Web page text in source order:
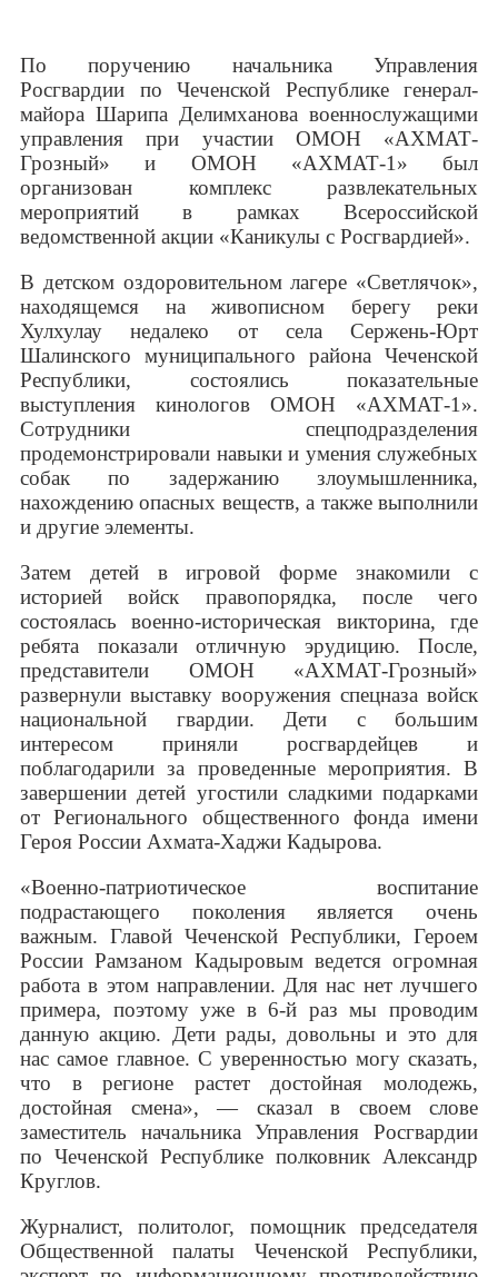
По поручению начальника Управления
Росгвардии по Чеченской Республике генерал-
майора Шарипа Делимханова военнослужащими
управления при участии ОМОН «АХМАТ-
Грозный» и ОМОН «АХМАТ-1» был
организован комплекс развлекательных
мероприятий в рамках Всероссийской
ведомственной акции «Каникулы с Росгвардией».
В детском оздоровительном лагере «Светлячок»,
находящемся на живописном берегу реки
Хулхулау недалеко от села Сержень-Юрт
Шалинского муниципального района Чеченской
Республики, состоялись показательные
выступления кинологов ОМОН «АХМАТ-1».
Сотрудники спецподразделения
продемонстрировали навыки и умения служебных
собак по задержанию злоумышленника,
нахождению опасных веществ, а также выполнили
и другие элементы.
Затем детей в игровой форме знакомили с
историей войск правопорядка, после чего
состоялась военно-историческая викторина, где
ребята показали отличную эрудицию. После,
представители ОМОН «АХМАТ-Грозный»
развернули выставку вооружения спецназа войск
национальной гвардии. Дети с большим
интересом приняли росгвардейцев и
поблагодарили за проведенные мероприятия. В
завершении детей угостили сладкими подарками
от Регионального общественного фонда имени
Героя России Ахмата-Хаджи Кадырова.
«Военно-патриотическое воспитание
подрастающего поколения является очень
важным. Главой Чеченской Республики, Героем
России Рамзаном Кадыровым ведется огромная
работа в этом направлении. Для нас нет лучшего
примера, поэтому уже в 6-й раз мы проводим
данную акцию. Дети рады, довольны и это для
нас самое главное. С уверенностью могу сказать,
что в регионе растет достойная молодежь,
достойная смена», — сказал в своем слове
заместитель начальника Управления Росгвардии
по Чеченской Республике полковник Александр
Круглов.
Журналист, политолог, помощник председателя
Общественной палаты Чеченской Республики,